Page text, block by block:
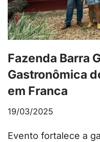
Fazenda Barra
Gastronômica
em Franca
19/03/2025
Evento fortalece a